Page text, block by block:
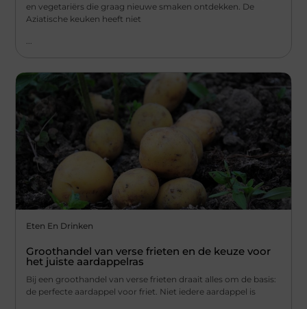
en vegetariërs die graag nieuwe smaken ontdekken. De
Aziatische keuken heeft niet
...
Eten En Drinken
Groothandel van verse frieten en de keuze voor
het juiste aardappelras
Bij een groothandel van verse frieten draait alles om de basis:
de perfecte aardappel voor friet. Niet iedere aardappel is